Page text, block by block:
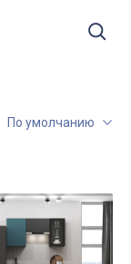
По умолчанию